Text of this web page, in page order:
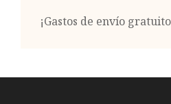
¡Gastos de envío